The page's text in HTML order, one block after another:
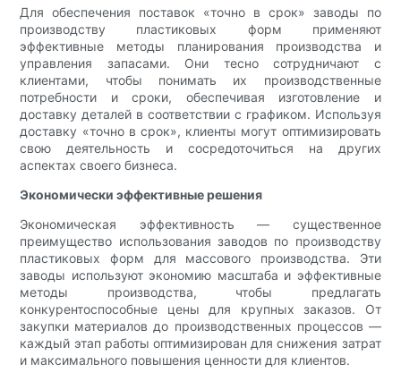
Для обеспечения поставок «точно в срок» заводы по
производству пластиковых форм применяют
эффективные методы планирования производства и
управления запасами. Они тесно сотрудничают с
клиентами, чтобы понимать их производственные
потребности и сроки, обеспечивая изготовление и
доставку деталей в соответствии с графиком. Используя
доставку «точно в срок», клиенты могут оптимизировать
свою деятельность и сосредоточиться на других
аспектах своего бизнеса.
Экономически эффективные решения
Экономическая эффективность — существенное
преимущество использования заводов по производству
пластиковых форм для массового производства. Эти
заводы используют экономию масштаба и эффективные
методы производства, чтобы предлагать
конкурентоспособные цены для крупных заказов. От
закупки материалов до производственных процессов —
каждый этап работы оптимизирован для снижения затрат
и максимального повышения ценности для клиентов.